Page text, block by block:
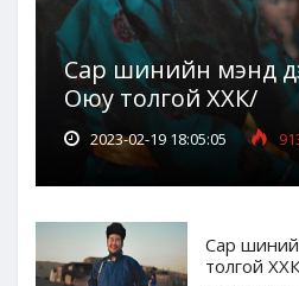
Сар шинийн мэнд
Оюу толгой ХХК/
2023-02-19 18:05:05
Сар
толгой